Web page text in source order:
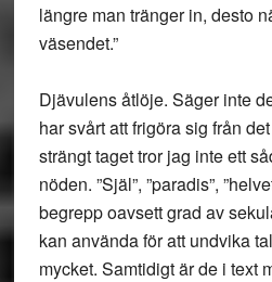
längre man tränger in, desto
väsendet.”
Djävulens åtlöje. Säger inte
har svårt att frigöra sig från
strängt taget tror jag inte ett
nöden. ”Själ”, ”paradis”,
begrepp oavsett grad av
kan använda för att undvika
mycket. Samtidigt är de i text